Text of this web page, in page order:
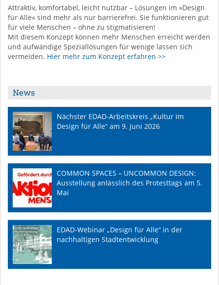
Attraktiv, komfortabel, leicht nutzbar – Lösungen im »Design
für Alle« sind mehr als nur barrierefrei. Sie funktionieren gut
für viele Menschen – ohne zu stigmatisieren!
Mit diesem Konzept können mehr Menschen erreicht werden
und aufwändige Speziallösungen für wenige lassen sich
vermeiden. Hier mehr zum Konzept erfahren >>
News
Nächster EDAD-Arbeitskreis „Kultur im
Design für Alle“ am 9. Juni 2026
COMMON SPACES – UNCOMMON DESIGN:
Ausstellung anlässlich des Protesttags am 5.
Mai
EDAD-Webinar „Design für Alle“ in der
nachhaltigen Stadtentwicklung